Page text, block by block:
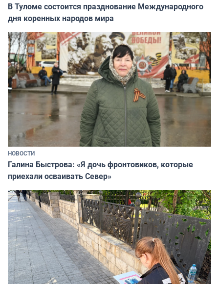
В Туломе состоится празднование Международного
дня коренных народов мира
НОВОСТИ
Галина Быстрова: «Я дочь фронтовиков, которые
приехали осваивать Север»